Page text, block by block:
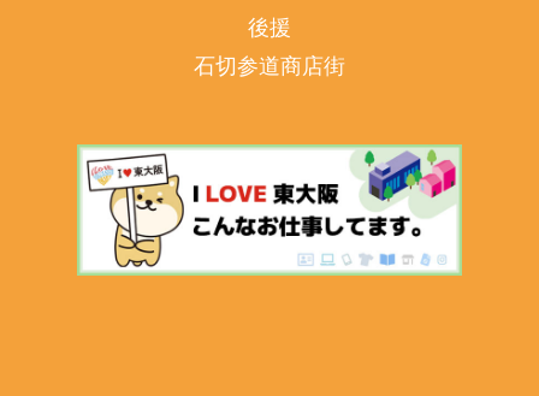
後援
石切参道商店街